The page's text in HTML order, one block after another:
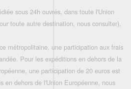
sous 24h ouvrés, dans toute l'Union
toute autre destination, nous consulter),
métropolitaine, une participation aux frais
Pour les expéditions en dehors de la
une participation de 20 euros est
en dehors de l'Union Européenne, nous